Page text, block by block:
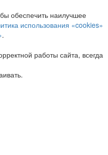
обеспечить наилучшее
использования «cookies»
.
работы сайта, всегда